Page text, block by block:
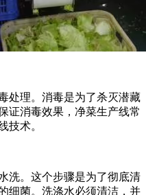
处理。消毒是为了杀灭潜藏
证消毒效果，净菜生产线常
技术。
洗。这个步骤是为了彻底清
细菌。洗涤水必须清洁，并